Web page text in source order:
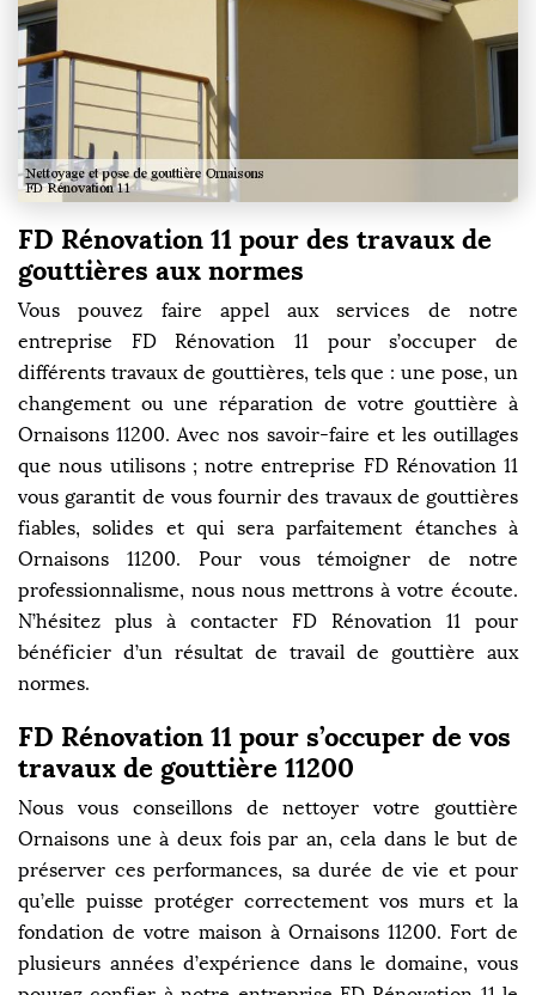
FD Rénovation 11 pour des travaux de
gouttières aux normes
Vous pouvez faire appel aux services de notre
entreprise FD Rénovation 11 pour s’occuper de
différents travaux de gouttières, tels que : une pose, un
changement ou une réparation de votre gouttière à
Ornaisons 11200. Avec nos savoir-faire et les outillages
que nous utilisons ; notre entreprise FD Rénovation 11
vous garantit de vous fournir des travaux de gouttières
fiables, solides et qui sera parfaitement étanches à
Ornaisons 11200. Pour vous témoigner de notre
professionnalisme, nous nous mettrons à votre écoute.
N’hésitez plus à contacter FD Rénovation 11 pour
bénéficier d’un résultat de travail de gouttière aux
normes.
FD Rénovation 11 pour s’occuper de vos
travaux de gouttière 11200
Nous vous conseillons de nettoyer votre gouttière
Ornaisons une à deux fois par an, cela dans le but de
préserver ces performances, sa durée de vie et pour
qu’elle puisse protéger correctement vos murs et la
fondation de votre maison à Ornaisons 11200. Fort de
plusieurs années d’expérience dans le domaine, vous